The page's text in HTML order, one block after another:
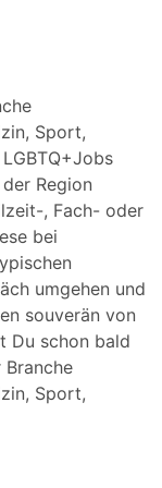
Sport,
Region
, Fach- oder
bei
umgehen und
souverän von
Du schon bald
Branche
Sport,